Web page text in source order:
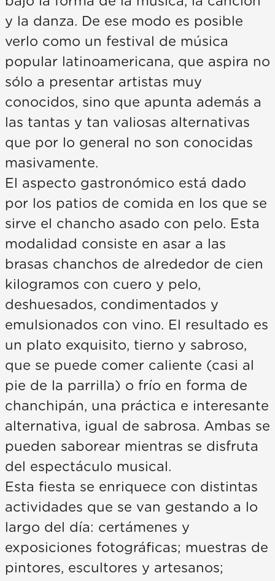
y la danza. De ese modo es posible
verlo como un festival de música
popular latinoamericana, que aspira no
sólo a presentar artistas muy
conocidos, sino que apunta además a
las tantas y tan valiosas alternativas
que por lo general no son conocidas
masivamente.
El aspecto gastronómico está dado
por los patios de comida en los que se
sirve el chancho asado con pelo. Esta
modalidad consiste en asar a las
brasas chanchos de alrededor de cien
kilogramos con cuero y pelo,
deshuesados, condimentados y
emulsionados con vino. El resultado es
un plato exquisito, tierno y sabroso,
que se puede comer caliente (casi al
pie de la parrilla) o frío en forma de
chanchipán, una práctica e interesante
alternativa, igual de sabrosa. Ambas se
pueden saborear mientras se disfruta
del espectáculo musical.
Esta fiesta se enriquece con distintas
actividades que se van gestando a lo
largo del día: certámenes y
exposiciones fotográficas; muestras de
pintores, escultores y artesanos;